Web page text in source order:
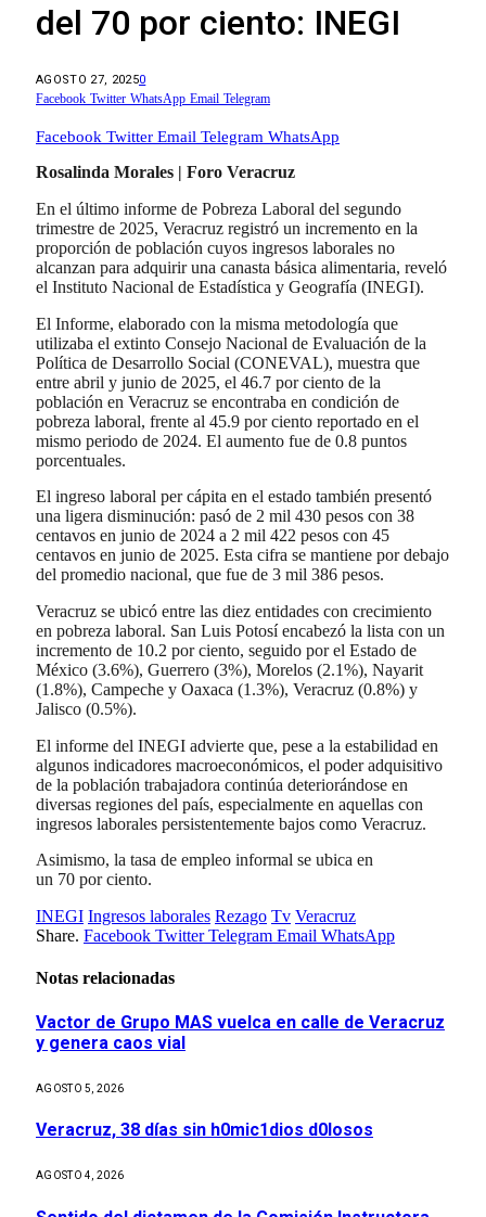
del 70 por ciento: INEGI
AGOSTO 27, 20250
Facebook Twitter WhatsApp Email Telegram
Facebook Twitter Email Telegram WhatsApp
Rosalinda Morales | Foro Veracruz
En el último informe de Pobreza Laboral del segundo
trimestre de 2025, Veracruz registró un incremento en la
proporción de población cuyos ingresos laborales no
alcanzan para adquirir una canasta básica alimentaria, reveló
el Instituto Nacional de Estadística y Geografía (INEGI).
El Informe, elaborado con la misma metodología que
utilizaba el extinto Consejo Nacional de Evaluación de la
Política de Desarrollo Social (CONEVAL), muestra que
entre abril y junio de 2025, el 46.7 por ciento de la
población en Veracruz se encontraba en condición de
pobreza laboral, frente al 45.9 por ciento reportado en el
mismo periodo de 2024. El aumento fue de 0.8 puntos
porcentuales.
El ingreso laboral per cápita en el estado también presentó
una ligera disminución: pasó de 2 mil 430 pesos con 38
centavos en junio de 2024 a 2 mil 422 pesos con 45
centavos en junio de 2025. Esta cifra se mantiene por debajo
del promedio nacional, que fue de 3 mil 386 pesos.
Veracruz se ubicó entre las diez entidades con crecimiento
en pobreza laboral. San Luis Potosí encabezó la lista con un
incremento de 10.2 por ciento, seguido por el Estado de
México (3.6%), Guerrero (3%), Morelos (2.1%), Nayarit
(1.8%), Campeche y Oaxaca (1.3%), Veracruz (0.8%) y
Jalisco (0.5%).
El informe del INEGI advierte que, pese a la estabilidad en
algunos indicadores macroeconómicos, el poder adquisitivo
de la población trabajadora continúa deteriorándose en
diversas regiones del país, especialmente en aquellas con
ingresos laborales persistentemente bajos como Veracruz.
Asimismo, la tasa de empleo informal se ubica en
un 70 por ciento.
INEGI Ingresos laborales Rezago Tv Veracruz
Share. Facebook Twitter Telegram Email WhatsApp
Notas relacionadas
Vactor de Grupo MAS vuelca en calle de Veracruz
y genera caos vial
AGOSTO 5, 2026
Veracruz, 38 días sin h0mic1dios d0losos
AGOSTO 4, 2026